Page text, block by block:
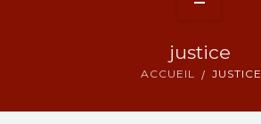
justice
ACCUEIL JUSTICE